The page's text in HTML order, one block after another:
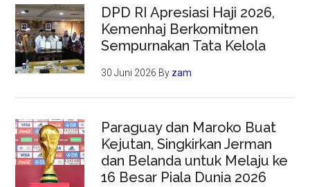
DPD RI Apresiasi Haji 2026,
Kemenhaj Berkomitmen
Sempurnakan Tata Kelola
30 Juni 2026 By zam
Paraguay dan Maroko Buat
Kejutan, Singkirkan Jerman
dan Belanda untuk Melaju ke
16 Besar Piala Dunia 2026